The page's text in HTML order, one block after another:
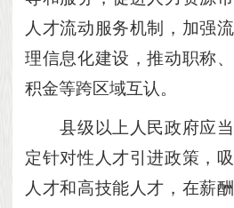
人才流动服务机制，加强
理信息化建设，推动职称
积金等跨区域互认。
县级以上人民政府应当
定针对性人才引进政策，
人才和高技能人才，在薪